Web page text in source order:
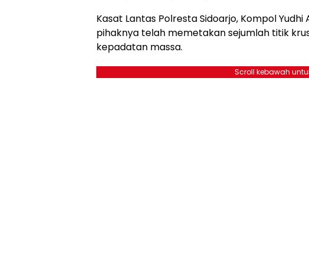
Kasat Lantas Polresta Sidoarjo, Kompol
pihaknya telah memetakan sejumlah titik
kepadatan massa.
Scroll kebawah